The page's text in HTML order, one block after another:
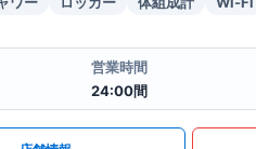
営業時間
24:00間